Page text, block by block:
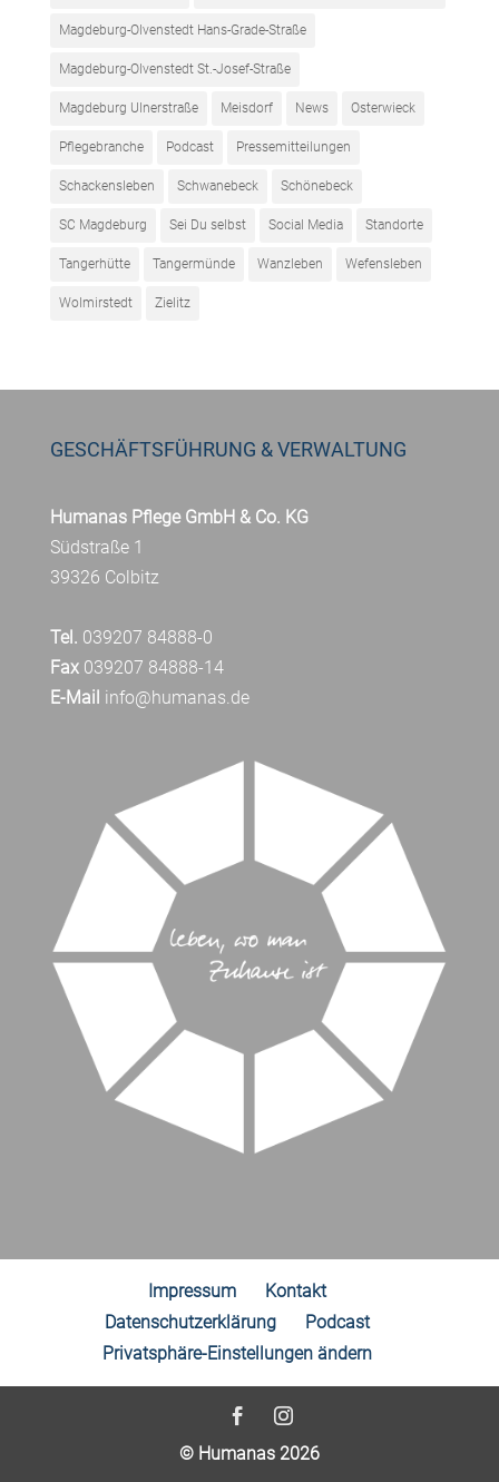
Magdeburg-Olvenstedt Hans-Grade-Straße
Magdeburg-Olvenstedt St.-Josef-Straße
Magdeburg Ulnerstraße Meisdorf News Osterwieck
Pflegebranche Podcast Pressemitteilungen
Schackensleben Schwanebeck Schönebeck
SC Magdeburg Sei Du selbst Social Media Standorte
Tangerhütte Tangermünde Wanzleben Wefensleben
Wolmirstedt Zielitz
GESCHÄFTSFÜHRUNG & VERWALTUNG
Humanas Pflege GmbH & Co. KG
Südstraße 1
39326 Colbitz
Tel. 039207 84888-0
Fax039207 84888-14
E-Mail info@humanas.de
Impressum
Kontakt
Datenschutzerklärung
Podcast
Privatsphäre-Einstellungen ändern
© Humanas 2026